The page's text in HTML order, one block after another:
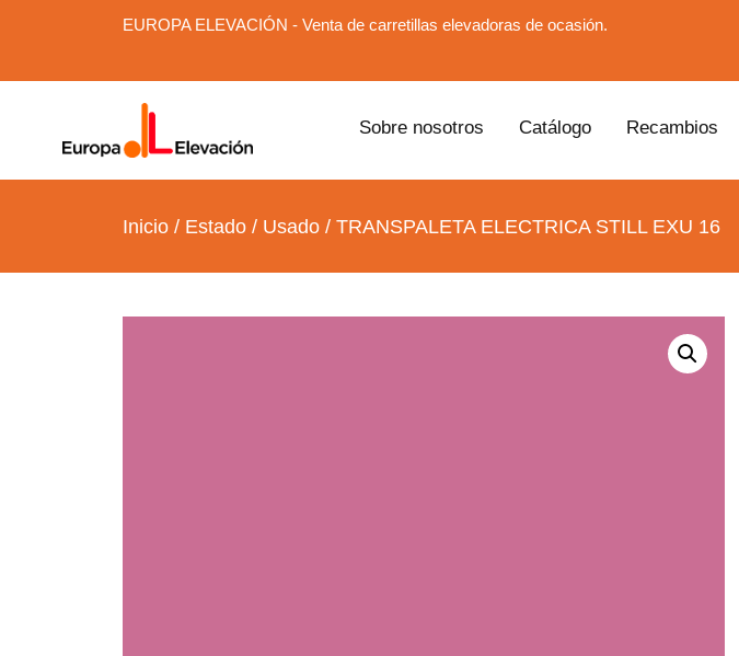
EUROPA ELEVACIÓN - Venta de carretillas elevadoras de ocasión.
Sobre nosotros Catálogo Recambios
Inicio / Estado / Usado / TRANSPALETA ELECTRICA STILL EXU 16